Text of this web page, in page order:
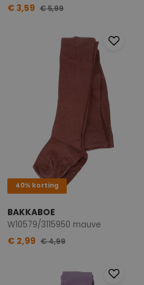
€ 3,59 € 5,99
40% korting
BAKKABOE
W10579/3115950 mauve
€ 2,99 € 4,99